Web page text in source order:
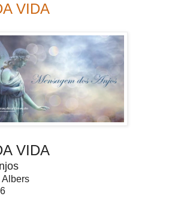
VIDA
VIDA
Albers